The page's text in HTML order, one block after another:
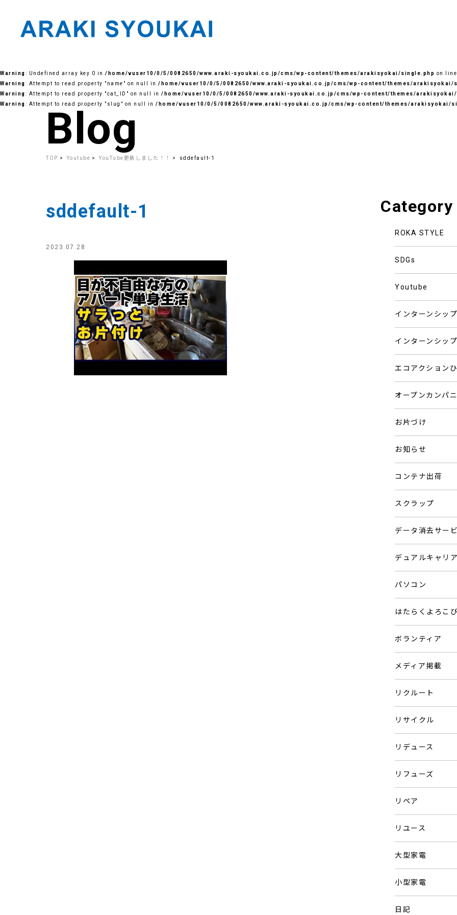
to
content
Warning: Undefined array key 0 in /home/vuser10/0/5/0082650/www.araki-syoukai.co.jp/cms/wp-content/themes/arakisyokai/single.php on line
Warning: Attempt to read property "name" on null in /home/vuser10/0/5/0082650/www.araki-syoukai.co.jp/cms/wp-content/themes/arakisyokai/
Warning: Attempt to read property "cat_ID" on null in /home/vuser10/0/5/0082650/www.araki-syoukai.co.jp/cms/wp-content/themes/
Warning: Attempt to read property "slug" on null in /home/vuser10/0/5/0082650/www.araki-syoukai.co.jp/cms/wp-content/themes/arakisyokai/
Blog
TOP Youtube YouTube更新しました！！ sddefault-1
sddefault-1
2023.07.28
Category
ROKA STYLE
SDGs
Youtube
インターンシップ
インターンシップ
エコアクション
オープンカンパ
お片づけ
お知らせ
コンテナ出荷
スクラップ
データ消去サー
デュアルキャリア
パソコン
はたらくよろこび
ボランティア
メディア掲載
リクルート
リサイクル
リデュース
リフューズ
リペア
リユース
大型家電
小型家電
日記